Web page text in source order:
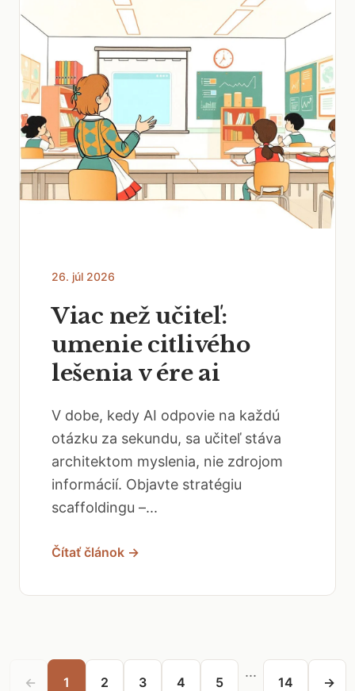
26. júl 2026
Viac než učiteľ:
umenie citlivého
lešenia v ére ai
V dobe, kedy AI odpovie na každú
otázku za sekundu, sa učiteľ stáva
architektom myslenia, nie zdrojom
informácií. Objavte stratégiu
scaffoldingu –...
Čítať článok →
← 1 2 3 4 5
...
14 →